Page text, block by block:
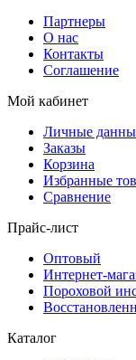
Партнеры
О нас
Контакты
Соглашение
Мой кабинет
Личные
Заказы
Корзина
Избранные
Сравнение
Прайс-лист
Оптовый
Интернет-
Пороховой
Каталог